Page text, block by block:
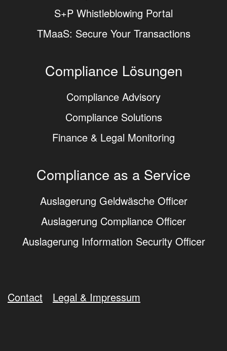
S+P Whistleblowing Portal
TMaaS: Secure Your Transactions
Compliance Lösungen
Compliance Advisory
Compliance Solutions
Finance & Legal Monitoring
Compliance as a Service
Auslagerung Geldwäsche Officer
Auslagerung Compliance Officer
Auslagerung Information Security Officer
Contact Legal & Impressum